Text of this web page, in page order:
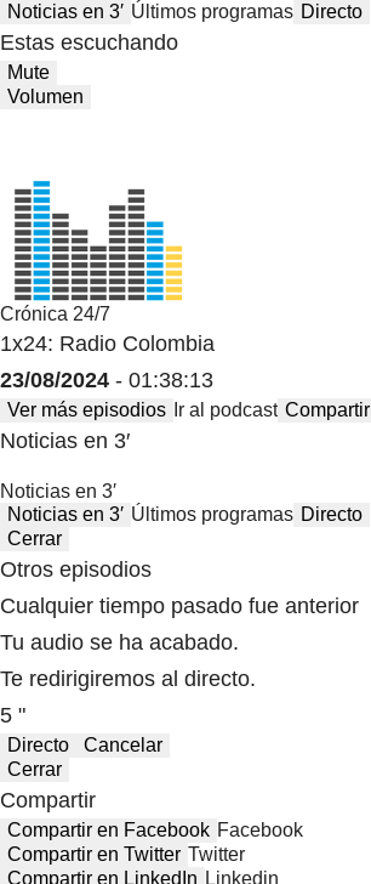
Noticias en 3′ Últimos programas Directo
Estas escuchando
Mute
Volumen
Crónica 24/7
1x24: Radio Colombia
23/08/2024 - 01:38:13
Ver más episodios Ir al podcast Compartir
Noticias en 3′
Noticias en 3′
Noticias en 3′ Últimos programas Directo
Cerrar
Otros episodios
Cualquier tiempo pasado fue anterior
Tu audio se ha acabado.
Te redirigiremos al directo.
5 "
Directo
Cancelar
Cerrar
Compartir
Compartir en Facebook Facebook
Compartir en Twitter Twitter
Compartir en LinkedIn Linkedin